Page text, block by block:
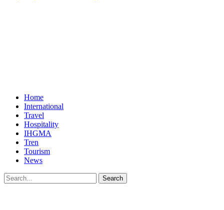
Home
International
Travel
Hospitality
IHGMA
Tren
Tourism
News